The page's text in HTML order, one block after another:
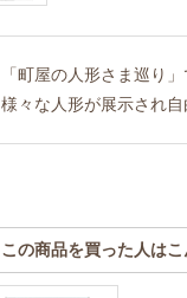
「町屋の人形さま巡り
様々な人形が展示され
この商品を買った人は